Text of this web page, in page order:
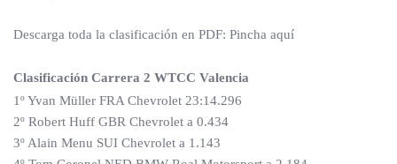
Descarga toda la clasificación en PDF: Pincha aquí
Clasificación Carrera 2 WTCC Valencia
1º Yvan Müller FRA Chevrolet 23:14.296
2º Robert Huff GBR Chevrolet a 0.434
3º Alain Menu SUI Chevrolet a 1.143